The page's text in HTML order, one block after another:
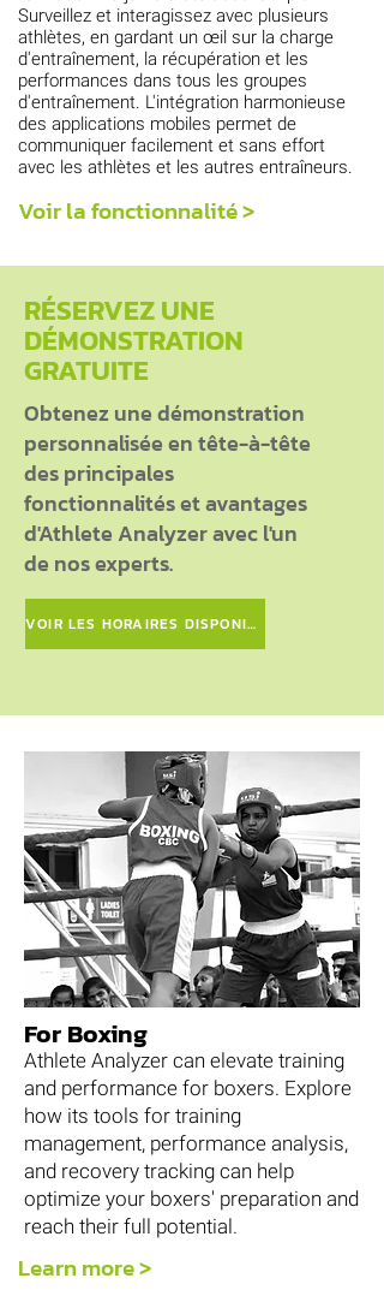
Surveillez et interagissez avec plusieurs
athlètes, en gardant un œil sur la charge
d'entraînement, la récupération et les
performances dans tous les groupes
d'entraînement. L'intégration harmonieuse
des applications mobiles permet de
communiquer facilement et sans effort
avec les athlètes et les autres entraîneurs.
Voir la fonctionnalité >
RÉSERVEZ UNE
DÉMONSTRATION
GRATUITE
Obtenez une démonstration
personnalisée en tête-à-tête
des principales
fonctionnalités et avantages
d'Athlete Analyzer avec l'un
de nos experts.
VOIR LES HORAIRES DISPONIBLES
For Boxing
Athlete Analyzer can elevate training
and performance for boxers. Explore
how its tools for training
management, performance analysis,
and recovery tracking can help
optimize your boxers' preparation and
reach their full potential.
Learn more >